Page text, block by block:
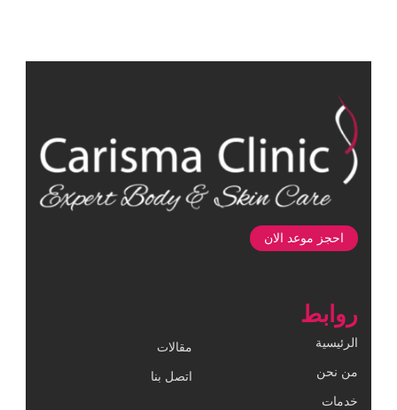
احجز موعد الان
روابط
الرئيسية
من نحن
خدمات
مقالات
اتصل بنا